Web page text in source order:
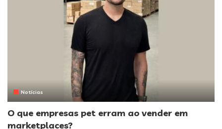
Notícias
O que empresas pet erram ao vender em
marketplaces?